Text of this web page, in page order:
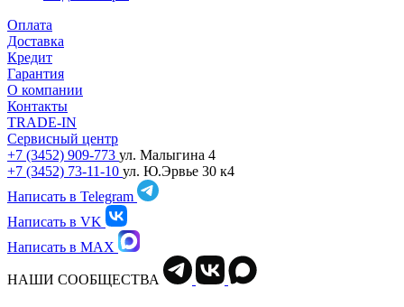
Оплата
Доставка
Кредит
Гарантия
О компании
Контакты
TRADE-IN
Сервисный центр
+7 (3452) 909-773 ул. Малыгина 4
+7 (3452) 73-11-10 ул. Ю.Эрвье 30 к4
Написать в Telegram
Написать в VK
Написать в MAX
НАШИ СООБЩЕСТВА